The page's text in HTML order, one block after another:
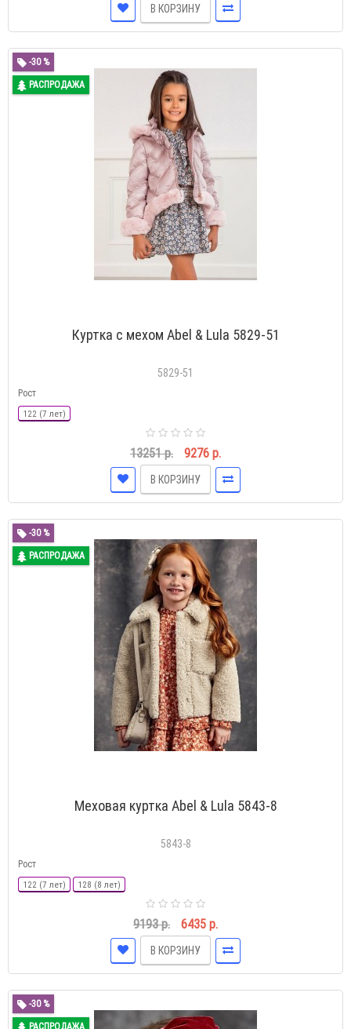
В КОРЗИНУ
-30 %
РАСПРОДАЖА
Куртка с мехом Abel & Lula 5829-51
5829-51
Рост
122 (7 лет)
13251 р. 9276 р.
В КОРЗИНУ
-30 %
РАСПРОДАЖА
Меховая куртка Abel & Lula 5843-8
5843-8
Рост
122 (7 лет) 128 (8 лет)
9193 р. 6435 р.
В КОРЗИНУ
-30 %
РАСПРОДАЖА